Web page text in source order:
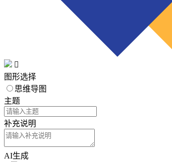

图形选择
思维导图
主题
补充说明
AI生成